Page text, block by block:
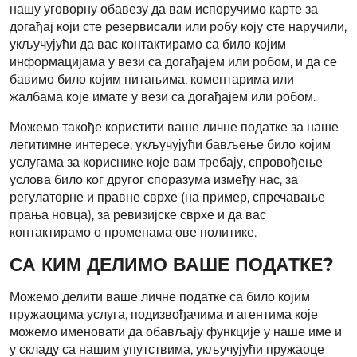
нашу уговорну обавезу да вам испоручимо карте за
догађај који сте резервисали или робу коју сте наручили,
укључујући да вас контактирамо са било којим
информацијама у вези са догађајем или робом, и да се
бавимо било којим питањима, коментарима или
жалбама које имате у вези са догађајем или робом.
Можемо такође користити ваше личне податке за наше
легитимне интересе, укључујући бављење било којим
услугама за кориснике које вам требају, спровођење
услова било ког другог споразума између нас, за
регулаторне и правне сврхе (на пример, спречавање
прања новца), за ревизијске сврхе и да вас
контактирамо о променама ове политике.
СА КИМ ДЕЛИМО ВАШЕ ПОДАТКЕ?
Можемо делити ваше личне податке са било којим
пружаоцима услуга, подизвођачима и агентима које
можемо именовати да обављају функције у наше име и
у складу са нашим упутствима, укључујући пружаоце